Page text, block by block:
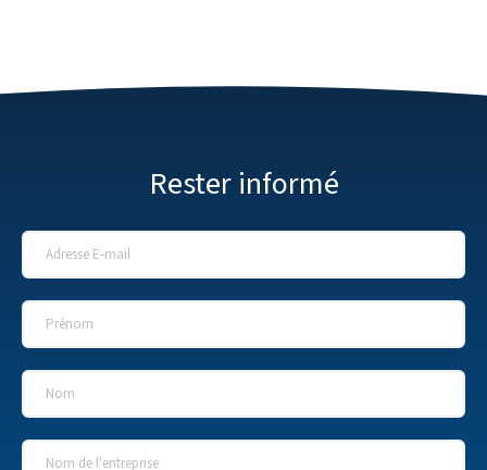
Rester informé
Adresse E-mail
Prénom
Nom
Nom de l'entreprise